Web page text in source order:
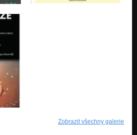
Zobrazit všechny galerie